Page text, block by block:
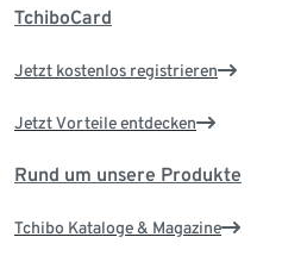
TchiboCard
Jetzt kostenlos registrieren
Jetzt Vorteile entdecken
Rund um unsere Produkte
Tchibo Kataloge & Magazine